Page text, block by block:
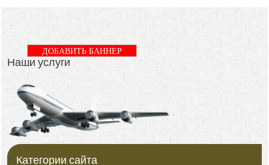
Наши услуги
ДОБАВИТЬ БАННЕР
Категории сайта